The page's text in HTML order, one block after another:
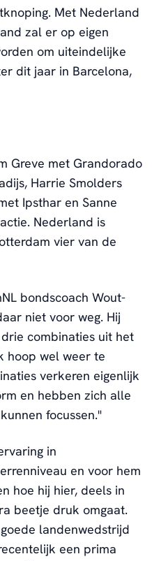
Met Nederland
zal er op eigen
om uiteindelijke
dit jaar in Barcelona,
Greve met Grandorado
Harrie Smolders
Ipsthar en Sanne
Nederland is
vier van de
bondscoach Wout-
niet voor weg. Hij
combinaties uit het
hoop wel weer te
verkeren eigenlijk
en hebben zich alle
focussen."
in
en voor hem
hoe hij hier, deels in
beetje druk omgaat.
landenwedstrijd
een prima